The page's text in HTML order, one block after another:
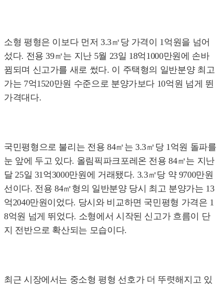
소형 평형은 이보다 먼저 3.3㎡당 가격이 1억원을 넘어
섰다. 전용 39㎡는 지난 5월 23일 18억1000만원에 손바
뀜되며 신고가를 새로 썼다. 이 주택형의 일반분양 최고
가는 7억1520만원 수준으로 분양가보다 10억원 넘게 뛴
가격대다.
국민평형으로 불리는 전용 84㎡는 3.3㎡당 1억원 돌파를
눈 앞에 두고 있다. 올림픽파크포레온 전용 84㎡는 지난
달 25일 31억3000만원에 거래됐다. 3.3㎡당 약 9700만원
선이다. 전용 84㎡형의 일반분양 당시 최고 분양가는 13
억2040만원이었다. 당시와 비교하면 국민평형 가격은 1
8억원 넘게 뛰었다. 소형에서 시작된 신고가 흐름이 단
지 전반으로 확산되는 모습이다.
최근 시장에서는 중소형 평형 선호가 더 뚜렷해지고 있